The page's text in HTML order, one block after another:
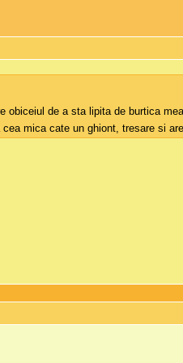
obiceiul de a sta lipita de burtica
mica cate un ghiont, tresare si